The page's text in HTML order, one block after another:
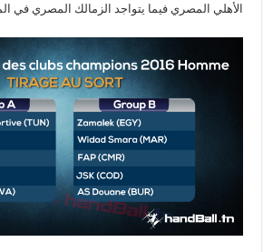
الأهلي المصري فيما يتواجد الزمالك المصري في